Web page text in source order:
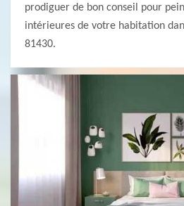
prodiguer de bon conseil pour
intérieures de votre habitation
81430.